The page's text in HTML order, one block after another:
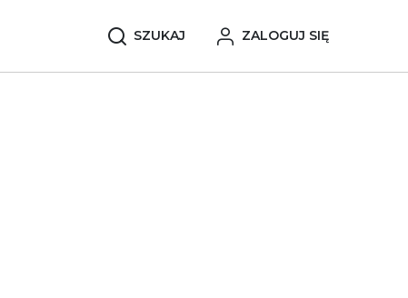
SZUKAJ ZALOGUJ SIĘ